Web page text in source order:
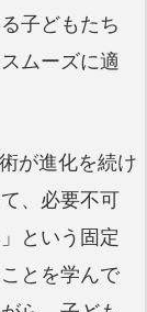
子どもたち
ムーズに適
が進化を続け
、必要不可
という固定
とを学んで